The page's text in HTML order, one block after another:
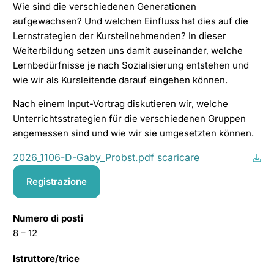
su
Facebook
su
LinkedIn
Wie sind die verschiedenen Generationen
aufgewachsen? Und welchen Einfluss hat dies auf die
Lernstrategien der Kursteilnehmenden? In dieser
Weiterbildung setzen uns damit auseinander, welche
Lernbedürfnisse je nach Sozialisierung entstehen und
wie wir als Kursleitende darauf eingehen können.
Nach einem Input-Vortrag diskutieren wir, welche
Unterrichtsstrategien für die verschiedenen Gruppen
angemessen sind und wie wir sie umgesetzten können.
2026_1106-D-Gaby_Probst.pdf scaricare
Registrazione
Numero di posti
8 – 12
Istruttore/trice